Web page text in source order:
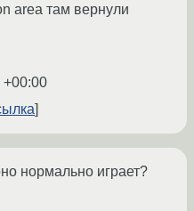
area там вернули
+00:00
нормально играет?